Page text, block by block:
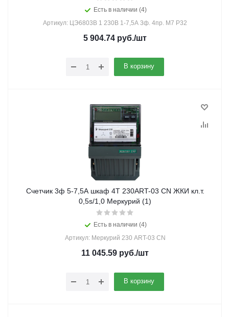
Есть в наличии (4)
Артикул: ЦЭ6803В 1 230В 1-7,5А 3ф. 4пр. М7 Р32
5 904.74 руб./шт
В корзину
Счетчик 3ф 5-7,5А шкаф 4Т 230ART-03 CN ЖКИ кл.т.
0,5s/1,0 Меркурий (1)
Есть в наличии (4)
Артикул: Меркурий 230 ART-03 СN
11 045.59 руб./шт
В корзину